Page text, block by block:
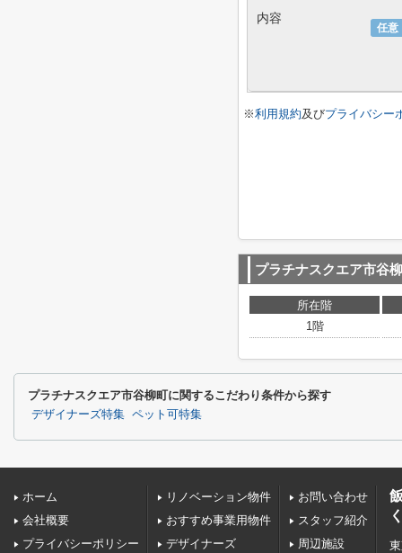
任意
内容
※利用規約及びプライバシー
プラチナスクエア市谷
所在階
1階
プラチナスクエア市谷柳町に関するこだわり条件から探す
デザイナーズ特集 ペット可特集
ホーム
会社概要
プライバシーポリシー
リノベーション物件
おすすめ事業用物件
デザイナーズ
お問い合わせ
スタッフ紹介
周辺施設